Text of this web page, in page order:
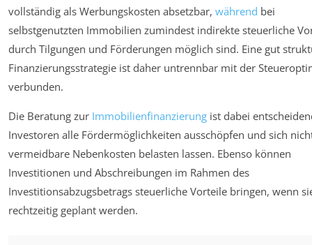
vollständig als Werbungskosten absetzbar, während bei
selbstgenutzten Immobilien zumindest indirekte steuerliche
durch Tilgungen und Förderungen möglich sind. Eine gut
Finanzierungsstrategie ist daher untrennbar mit der
verbunden.
Die Beratung zur Immobilienfinanzierung ist dabei
Investoren alle Fördermöglichkeiten ausschöpfen und sich
vermeidbare Nebenkosten belasten lassen. Ebenso können
Investitionen und Abschreibungen im Rahmen des
Investitionsabzugsbetrags steuerliche Vorteile bringen, wenn
rechtzeitig geplant werden.